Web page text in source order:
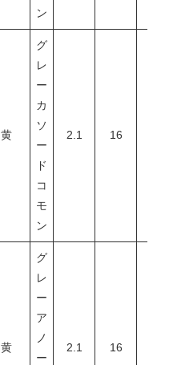
ン
黄
グ
レ
ー
カ
ソ
ー
ド
コ
モ
ン
2.1 16
黄
グ
レ
ー
ア
ノ
ー
2.1 16